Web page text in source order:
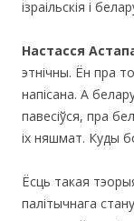
ізраільскія і
Настасся
этнічны. Ён пра
напісана. А
павесіўся, пра
іх няшмат. Куды
Ёсць такая
палітычнага